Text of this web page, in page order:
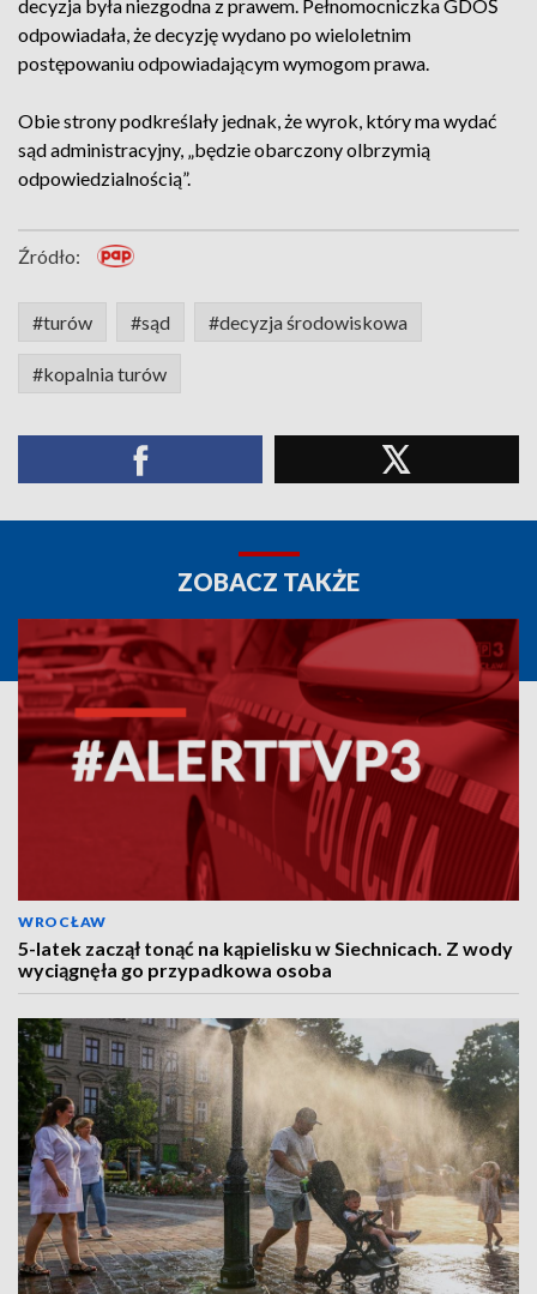
decyzja była niezgodna z prawem. Pełnomocniczka GDOŚ
odpowiadała, że decyzję wydano po wieloletnim
postępowaniu odpowiadającym wymogom prawa.
Obie strony podkreślały jednak, że wyrok, który ma wydać
sąd administracyjny, „będzie obarczony olbrzymią
odpowiedzialnością”.
Źródło:
#turów #sąd #decyzja środowiskowa
#kopalnia turów
ZOBACZ TAKŻE
WROCŁAW
5-latek zaczął tonąć na kąpielisku w Siechnicach. Z wody
wyciągnęła go przypadkowa osoba